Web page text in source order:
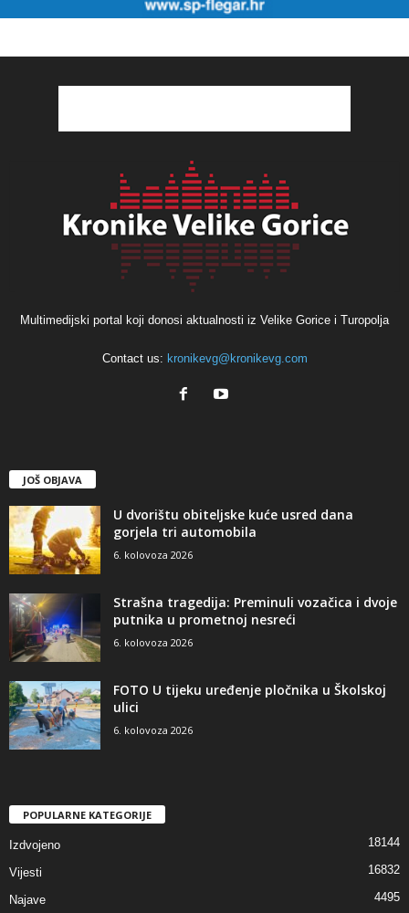
Multimedijski portal koji donosi aktualnosti iz Velike Gorice i Turopolja
Contact us: kronikevg@kronikevg.com
JOŠ OBJAVA
U dvorištu obiteljske kuće usred dana
gorjela tri automobila
6. kolovoza 2026
Strašna tragedija: Preminuli vozačica i dvoje
putnika u prometnoj nesreći
6. kolovoza 2026
FOTO U tijeku uređenje pločnika u Školskoj
ulici
6. kolovoza 2026
POPULARNE KATEGORIJE
Izdvojeno 18144
Vijesti 16832
Najave 4495